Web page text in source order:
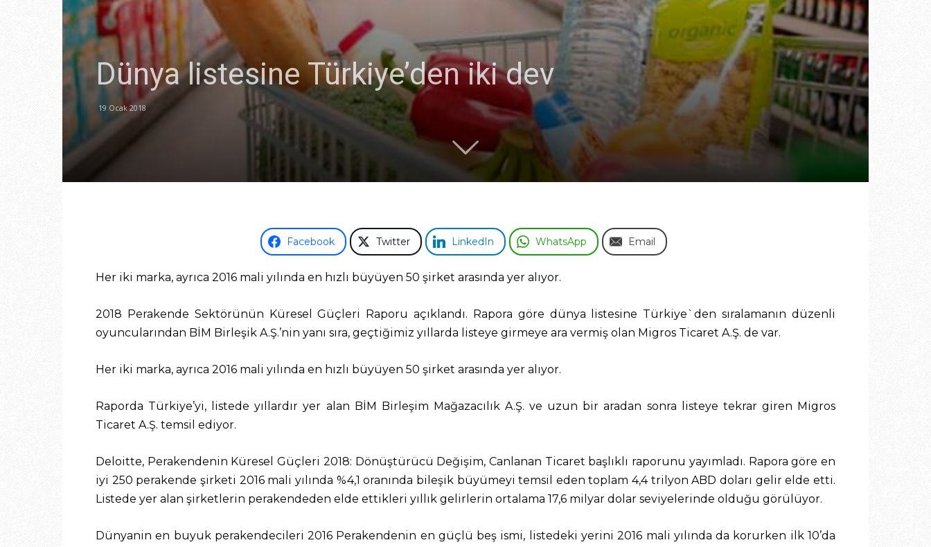
Odası
Dünya listesine Türkiye’den iki dev
19 Ocak 2018
Facebook Twitter LinkedIn WhatsApp Email
Her iki marka, ayrıca 2016 mali yılında en hızlı büyüyen 50 şirket arasında yer alıyor.
2018 Perakende Sektörünün Küresel Güçleri Raporu açıklandı. Rapora göre dünya listesine Türkiye`den sıralamanın düzenli
oyuncularından BİM Birleşik A.Ş.’nin yanı sıra, geçtiğimiz yıllarda listeye girmeye ara vermiş olan Migros Ticaret A.Ş. de var.
Her iki marka, ayrıca 2016 mali yılında en hızlı büyüyen 50 şirket arasında yer alıyor.
Raporda Türkiye’yi, listede yıllardır yer alan BİM Birleşim Mağazacılık A.Ş. ve uzun bir aradan sonra listeye tekrar giren Migros
Ticaret A.Ş. temsil ediyor.
Deloitte, Perakendenin Küresel Güçleri 2018: Dönüştürücü Değişim, Canlanan Ticaret başlıklı raporunu yayımladı. Rapora göre en
iyi 250 perakende şirketi 2016 mali yılında %4,1 oranında bileşik büyümeyi temsil eden toplam 4,4 trilyon ABD doları gelir elde etti.
Listede yer alan şirketlerin perakendeden elde ettikleri yıllık gelirlerin ortalama 17,6 milyar dolar seviyelerinde olduğu görülüyor.
Dünyanin en buyuk perakendecileri 2016 Perakendenin en güçlü beş ismi, listedeki yerini 2016 mali yılında da korurken ilk 10’da